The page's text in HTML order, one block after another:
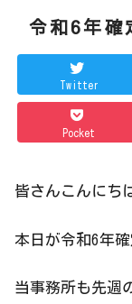
令和6年確
Twitter
Pocket
皆さんこんにち
本日が令和6年
当事務所も先週